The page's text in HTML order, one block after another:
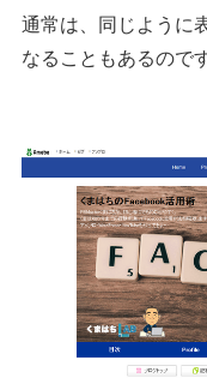
通常は、同じように
なることもあるのです